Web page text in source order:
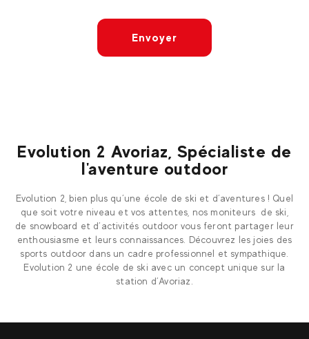
Envoyer
Evolution 2 Avoriaz, Spécialiste de
l'aventure outdoor
Evolution 2, bien plus qu’une école de ski et d’aventures ! Quel
que soit votre niveau et vos attentes, nos moniteurs de ski,
de snowboard et d’activités outdoor vous feront partager leur
enthousiasme et leurs connaissances. Découvrez les joies des
sports outdoor dans un cadre professionnel et sympathique.
Evolution 2 une école de ski avec un concept unique sur la
station d’Avoriaz.